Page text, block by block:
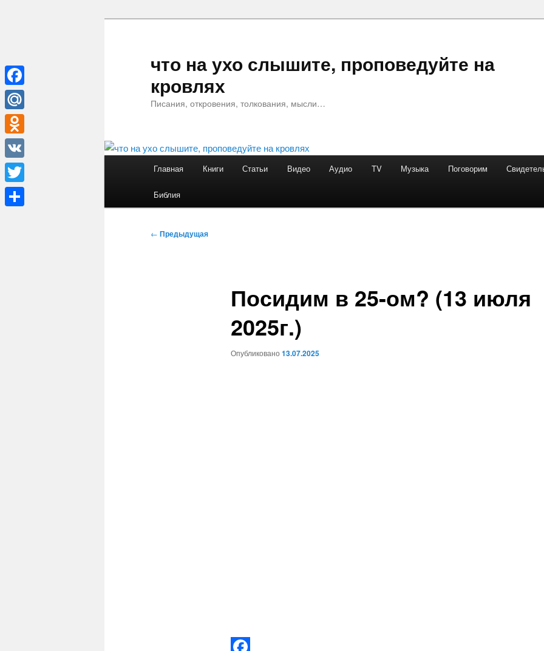
содержимому
что на ухо слышите, проповедуйте на
кровлях
Писания, откровения, толкования, мысли…
Главная Книги Статьи Видео Аудио TV Музыка Поговорим
Библия
Навигация
← Предыдущая
Посидим в 25-ом? (13 июля
2025г.)
Опубликовано 13.07.2025
Facebook
Mail.Ru
Odnoklassniki
VK
Twitter